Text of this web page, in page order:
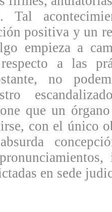
Tal
positiva y un
empieza a
respecto a las
no
que un
con el único
en sede